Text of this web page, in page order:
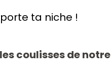
ta niche !
coulisses de notre